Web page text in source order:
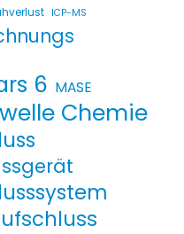
ICP-MS
6 MASE
Chemie